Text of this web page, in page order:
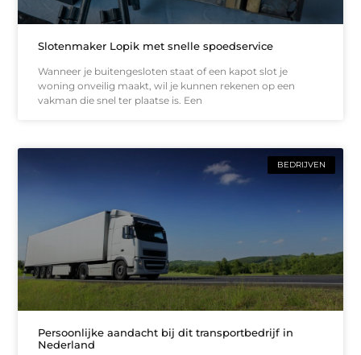
Slotenmaker Lopik met snelle spoedservice
Wanneer je buitengesloten staat of een kapot slot je
woning onveilig maakt, wil je kunnen rekenen op een
vakman die snel ter plaatse is. Een
BEDRIJVEN
Persoonlijke aandacht bij dit transportbedrijf in
Nederland